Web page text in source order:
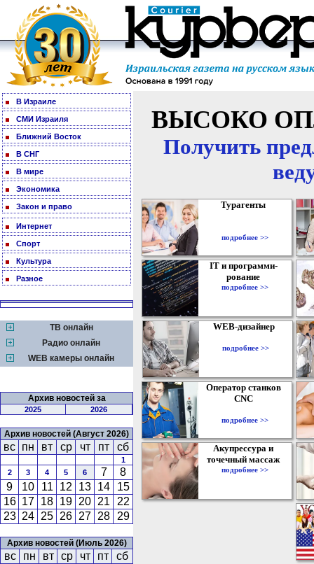
В Израиле
СМИ Израиля
Ближний Восток
В СНГ
В мире
Экономика
Закон и право
Интернет
Спорт
Культура
Разное
ТВ онлайн
Радио онлайн
WEB камеры онлайн
Архив новостей за
2025 2026
Архив новостей (Август 2026)
вс пн вт ср чт пт сб
1
2
3 4 5 6 7
8
9
10 11 12 13 14
15
16 17 18 19 20 21
22
23 24 25 26 27 28 29
Архив новостей (Июль 2026)
вс пн вт ср чт пт сб
ВЫСОКО
Получить
Турагенты
подробнее >>
IT и программи-
рование
подробнее >>
WEB-дизайнер
подробнее >>
Оператор станков
CNC
подробнее >>
Акупрессура и
точечный массаж
подробнее >>